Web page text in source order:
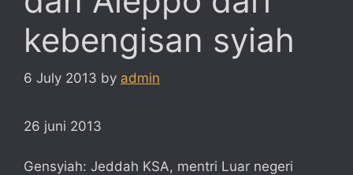
kebengisan syiah
6 July 2013 by admin
26 juni 2013
Gensyiah: Jeddah KSA, mentri Luar negeri